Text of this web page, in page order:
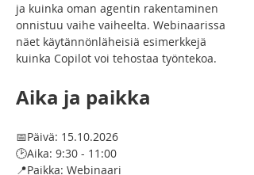
ja kuinka oman agentin rakentaminen
onnistuu vaihe vaiheelta. Webinaarissa
näet käytännönläheisiä esimerkkejä
kuinka Copilot voi tehostaa työntekoa.
Aika ja paikka
📅Päivä: 15.10.2026
🕑Aika: 9:30 - 11:00
📍Paikka: Webinaari